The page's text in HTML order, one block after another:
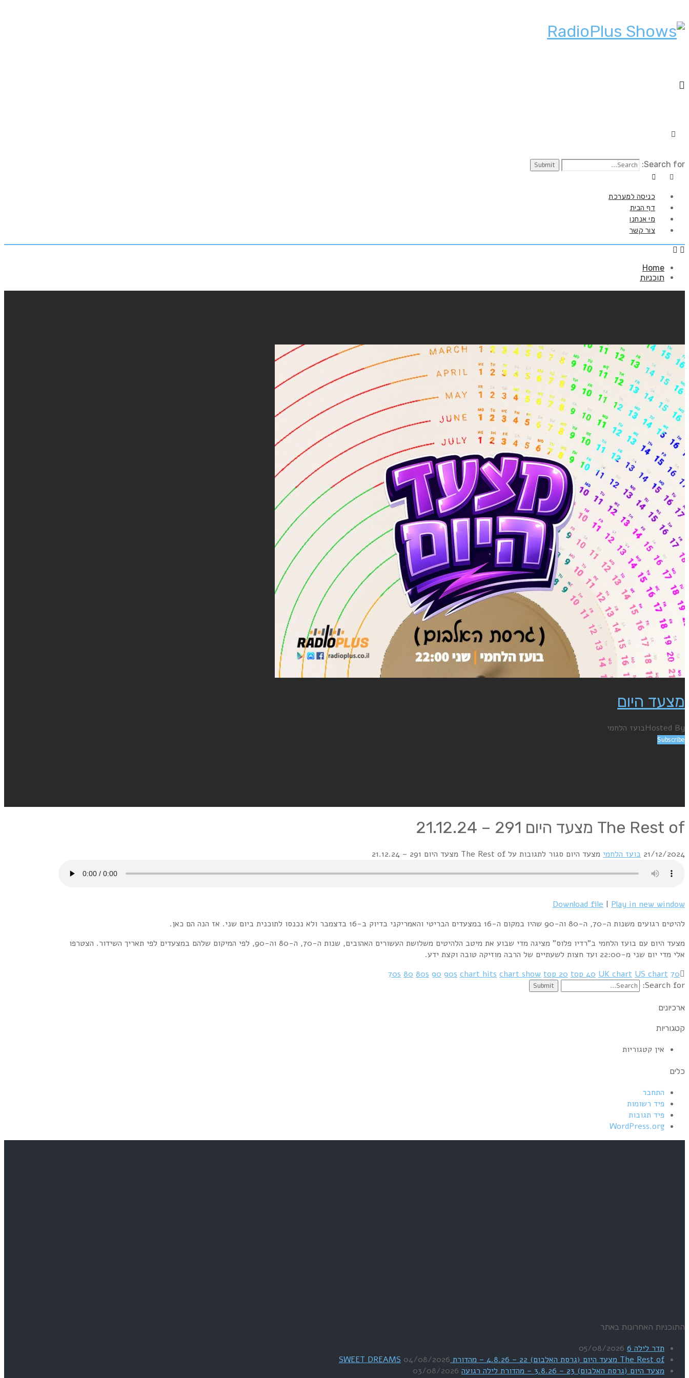
Search for:
כניסה למערכת
דף הבית
מי אנחנו
צור קשר
Home
תוכניות
מצעד היום
Hosted Byבועז הלחמי
Subscribe
The Rest of מצעד היום 291 – 21.12.24
21/12/2024 בועז הלחמי מצעד היום סגור לתגובות על The Rest of מצעד היום 291 – 21.12.24
Download file | Play in new window
להיטים רגועים משנות ה-70, ה-80 וה-90 שהיו במקום ה-16 במצעדים הבריטי והאמריקני בדיוק ב-16 בדצמבר ולא נכנסו לתוכנית ביום שני. אז הנה הם כאן.
מצעד היום עם בועז הלחמי ב"רדיו פלוס" מציגה מדי שבוע את מיטב הלהיטים משלושת העשורים האהובים, שנות ה-70, ה-80 וה-90, לפי המיקום שלהם במצעדים לפי תאריך השידור. הצטרפו
אלי מדי יום שני מ-22:00 ועד חצות לשעתיים של הרבה מוזיקה טובה וקצת ידע.
70
70s 80 80s 90 90s chart hits chart show top 20 top 40 UK chart US chart
Search for:
ארכיונים
קטגוריות
אין קטגוריות
כלים
התחבר
פיד רשומות
פיד תגובות
WordPress.org
התוכניות האחרונות באתר
תדר לילה 6
05/08/2026
The Rest of מצעד היום (גרסת האלבום) 22 – 4.8.26 – מהדורת SWEET DREAMS
04/08/2026
מצעד היום (גרסת האלבום) 23 – 3.8.26 – מהדורת לילה רגועה
03/08/2026